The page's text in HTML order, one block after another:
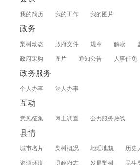
我的简历 我的工作 我的图片
政务
梨树动态 政府文件 规章 解读
政府采购 图片 通知公告 人事任免
政务服务
个人办事 法人办事
互动
意见征集 网上调查 公共服务热线
县情
城市名片 梨树概况 地理地貌 历史
资源环境 县政府志 发展梨树 民生